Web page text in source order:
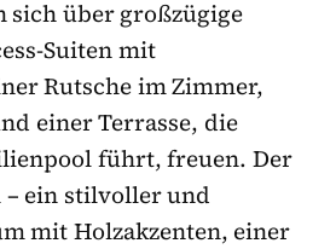
sich über großzügige
Suiten mit
Rutsche im Zimmer,
einer Terrasse, die
führt, freuen. Der
– ein stilvoller und
mit Holzakzenten, einer